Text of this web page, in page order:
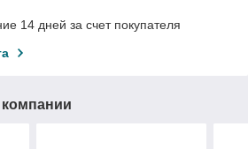
14 дней за счет покупателя